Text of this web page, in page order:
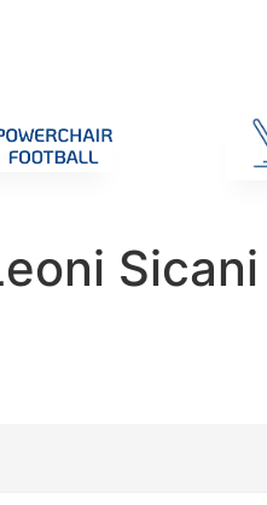
Sicani